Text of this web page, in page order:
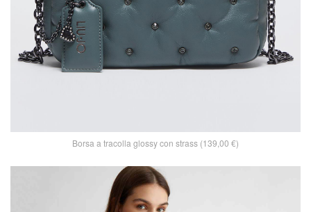
Borsa a tracolla glossy con strass (139,00 €)